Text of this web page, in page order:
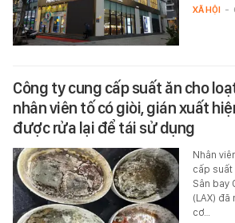
XÃ HỘI -
Công ty cung cấp suất ăn cho
nhân viên tố có giòi, gián xuất
được rửa lại để tái sử dụng
Nhân
cấp suất
Sân bay
(LAX) đã
cơ…